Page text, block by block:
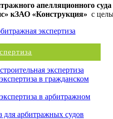
апелляционного суда
кЗАО «Конструкция» с
экспертиза
экспертиза
в гражданском
в арбитражном
для арбитражных судов